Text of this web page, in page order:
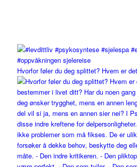
Hvorfor føler du deg splittet? Hvem er